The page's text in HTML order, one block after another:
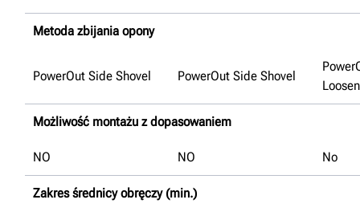
Metoda zbijania opony
PowerOut Side Shovel PowerOut Side Shovel
Możliwość montażu z dopasowaniem
NO NO No
Zakres średnicy obręczy (min.)